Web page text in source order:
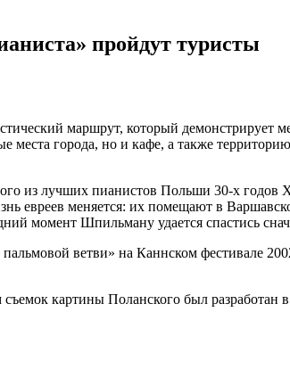
пройдут туристы
маршрут, который демонстрирует
места города, но и кафе, а также
из лучших пианистов Польши 30-х годов
евреев меняется: их помещают в
момент Шпильману удается спастись
ветви» на Каннском фестивале
картины Поланского был